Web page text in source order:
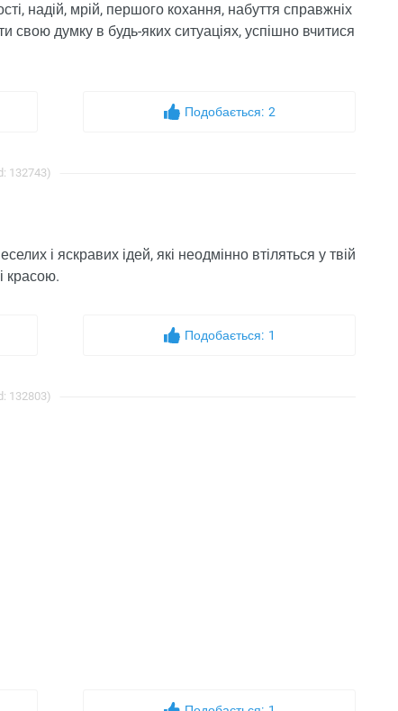
надій, мрій, першого кохання, набуття справжніх
свою думку в будь-яких ситуаціях, успішно вчитися
Подобається: 2
132743)
і яскравих ідей, які неодмінно втіляться у твій
красою.
Подобається: 1
132803)